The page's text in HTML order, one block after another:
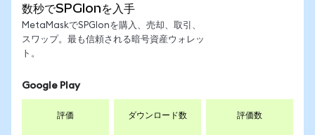
数秒でSPGIonを入手
MetaMaskでSPGIonを購入、売却、取引、
スワップ。最も信頼される暗号資産ウォレッ
ト。
Google Play
評価 ダウンロード数 評価数